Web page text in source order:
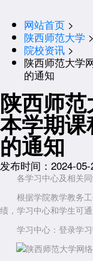
网站首页 >
陕西师范大学 >
院校资讯 >
陕西师范大学
的通知
陕西师
本学期
的通知
发布时间：2024-
各学习中心及相关同
根据学院教学教务工
绩，学习中心和学生可
学习中心：登录学习